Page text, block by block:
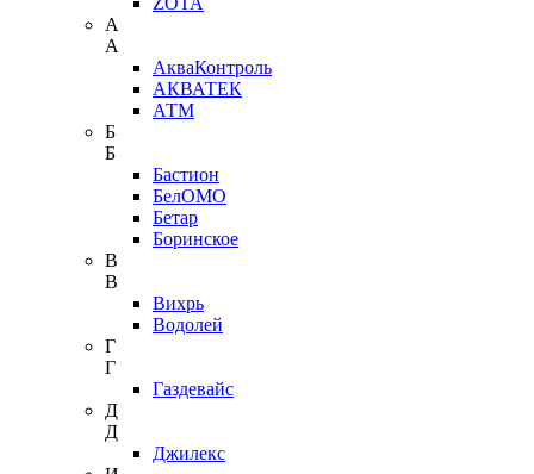
А
А
АкваКонтроль
АКВАТЕК
АТМ
Б
Б
Бастион
БелОМО
Бетар
Боринское
В
В
Вихрь
Водолей
Г
Г
Газдевайс
Д
Д
Джилекс